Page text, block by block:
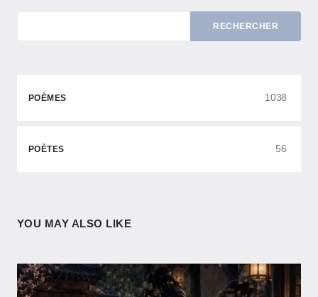
RECHERCHER
POÈMES 1038
POÈTES 56
YOU MAY ALSO LIKE